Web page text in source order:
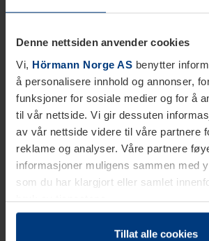
Denne nettsiden anvender cookies
Vi, Hörmann Norge AS benytter
å personalisere innhold og annonser,
funksjoner for sosiale medier og for å
til vår nettside. Vi gir dessuten
av vår nettside videre til våre partnere
reklame og analyser. Våre partnere
informasjoner muligens sammen med
som du har klargjort eller samlet
bruk av tjenestene.
Etter loven kan vi lagre
datamaskin, hvis disse er absolutt
Tillat alle cookies